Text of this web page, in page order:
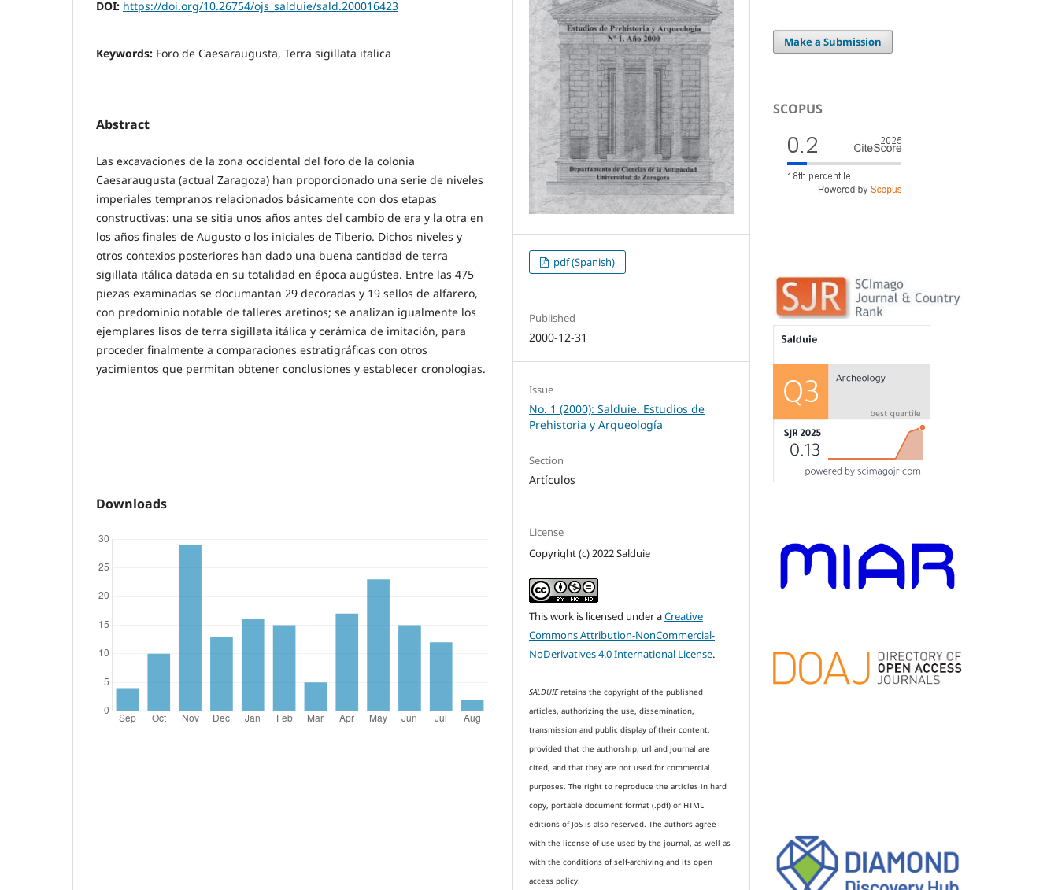
DOI: https://doi.org/10.26754/ojs_salduie/sald.200016423
Keywords: Foro de Caesaraugusta, Terra sigillata italica
Abstract
Las excavaciones de la zona occidental del foro de la colonia
Caesaraugusta (actual Zaragoza) han proporcionado una serie de niveles
imperiales tempranos relacionados básicamente con dos etapas
constructivas: una se sitia unos años antes del cambio de era y la otra en
los años finales de Augusto o los iniciales de Tiberio. Dichos niveles y
otros contexios posteriores han dado una buena cantidad de terra
sigillata itálica datada en su totalidad en época augústea. Entre las 475
piezas examinadas se documantan 29 decoradas y 19 sellos de alfarero,
con predominio notable de talleres aretinos; se analizan igualmente los
ejemplares lisos de terra sigillata itálica y cerámica de imitación, para
proceder finalmente a comparaciones estratigráficas con otros
yacimientos que permitan obtener conclusiones y establecer cronologias.
Downloads
pdf (Spanish)
Published
2000-12-31
Issue
No. 1 (2000): Salduie. Estudios de
Prehistoria y Arqueología
Section
Artículos
License
Copyright (c) 2022 Salduie
This work is licensed under aCreative
Commons Attribution-NonCommercial-
NoDerivatives 4.0 International License.
SALDUIEretains the copyright of the published
articles, authorizing the use, dissemination,
transmission and public display of their content,
provided that the authorship, url and journal are
cited, and that they are not used for commercial
purposes. The right to reproduce the articles in hard
copy, portable document format (.pdf) or HTML
editions of JoS is also reserved. The authors agree
with the license of use used by the journal, as well as
with the conditions of self-archiving and its open
access policy.
Make a Submission
SCOPUS